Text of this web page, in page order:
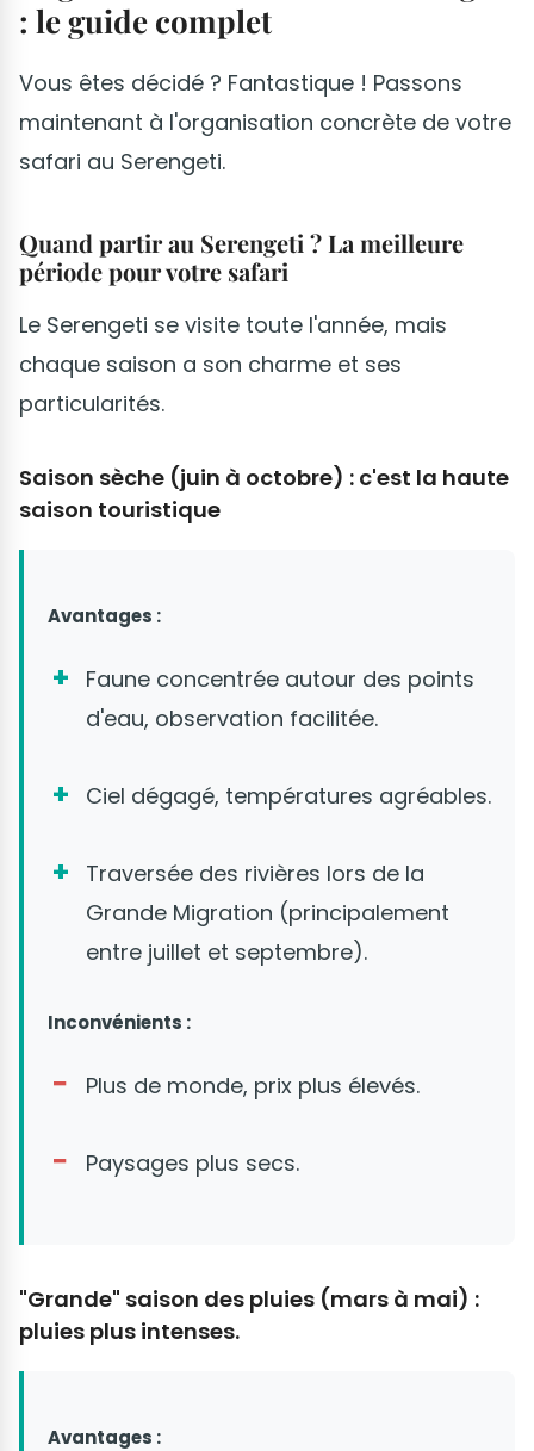
: le guide complet
Vous êtes décidé ? Fantastique ! Passons
maintenant à l'organisation concrète de votre
safari au Serengeti.
Quand partir au Serengeti ? La meilleure
période pour votre safari
Le Serengeti se visite toute l'année, mais
chaque saison a son charme et ses
particularités.
Saison sèche (juin à octobre) : c'est la haute
saison touristique
Avantages :
Faune concentrée autour des points
d'eau, observation facilitée.
Ciel dégagé, températures agréables.
Traversée des rivières lors de la
Grande Migration (principalement
entre juillet et septembre).
Inconvénients :
Plus de monde, prix plus élevés.
Paysages plus secs.
"Grande" saison des pluies (mars à mai) :
pluies plus intenses.
Avantages :